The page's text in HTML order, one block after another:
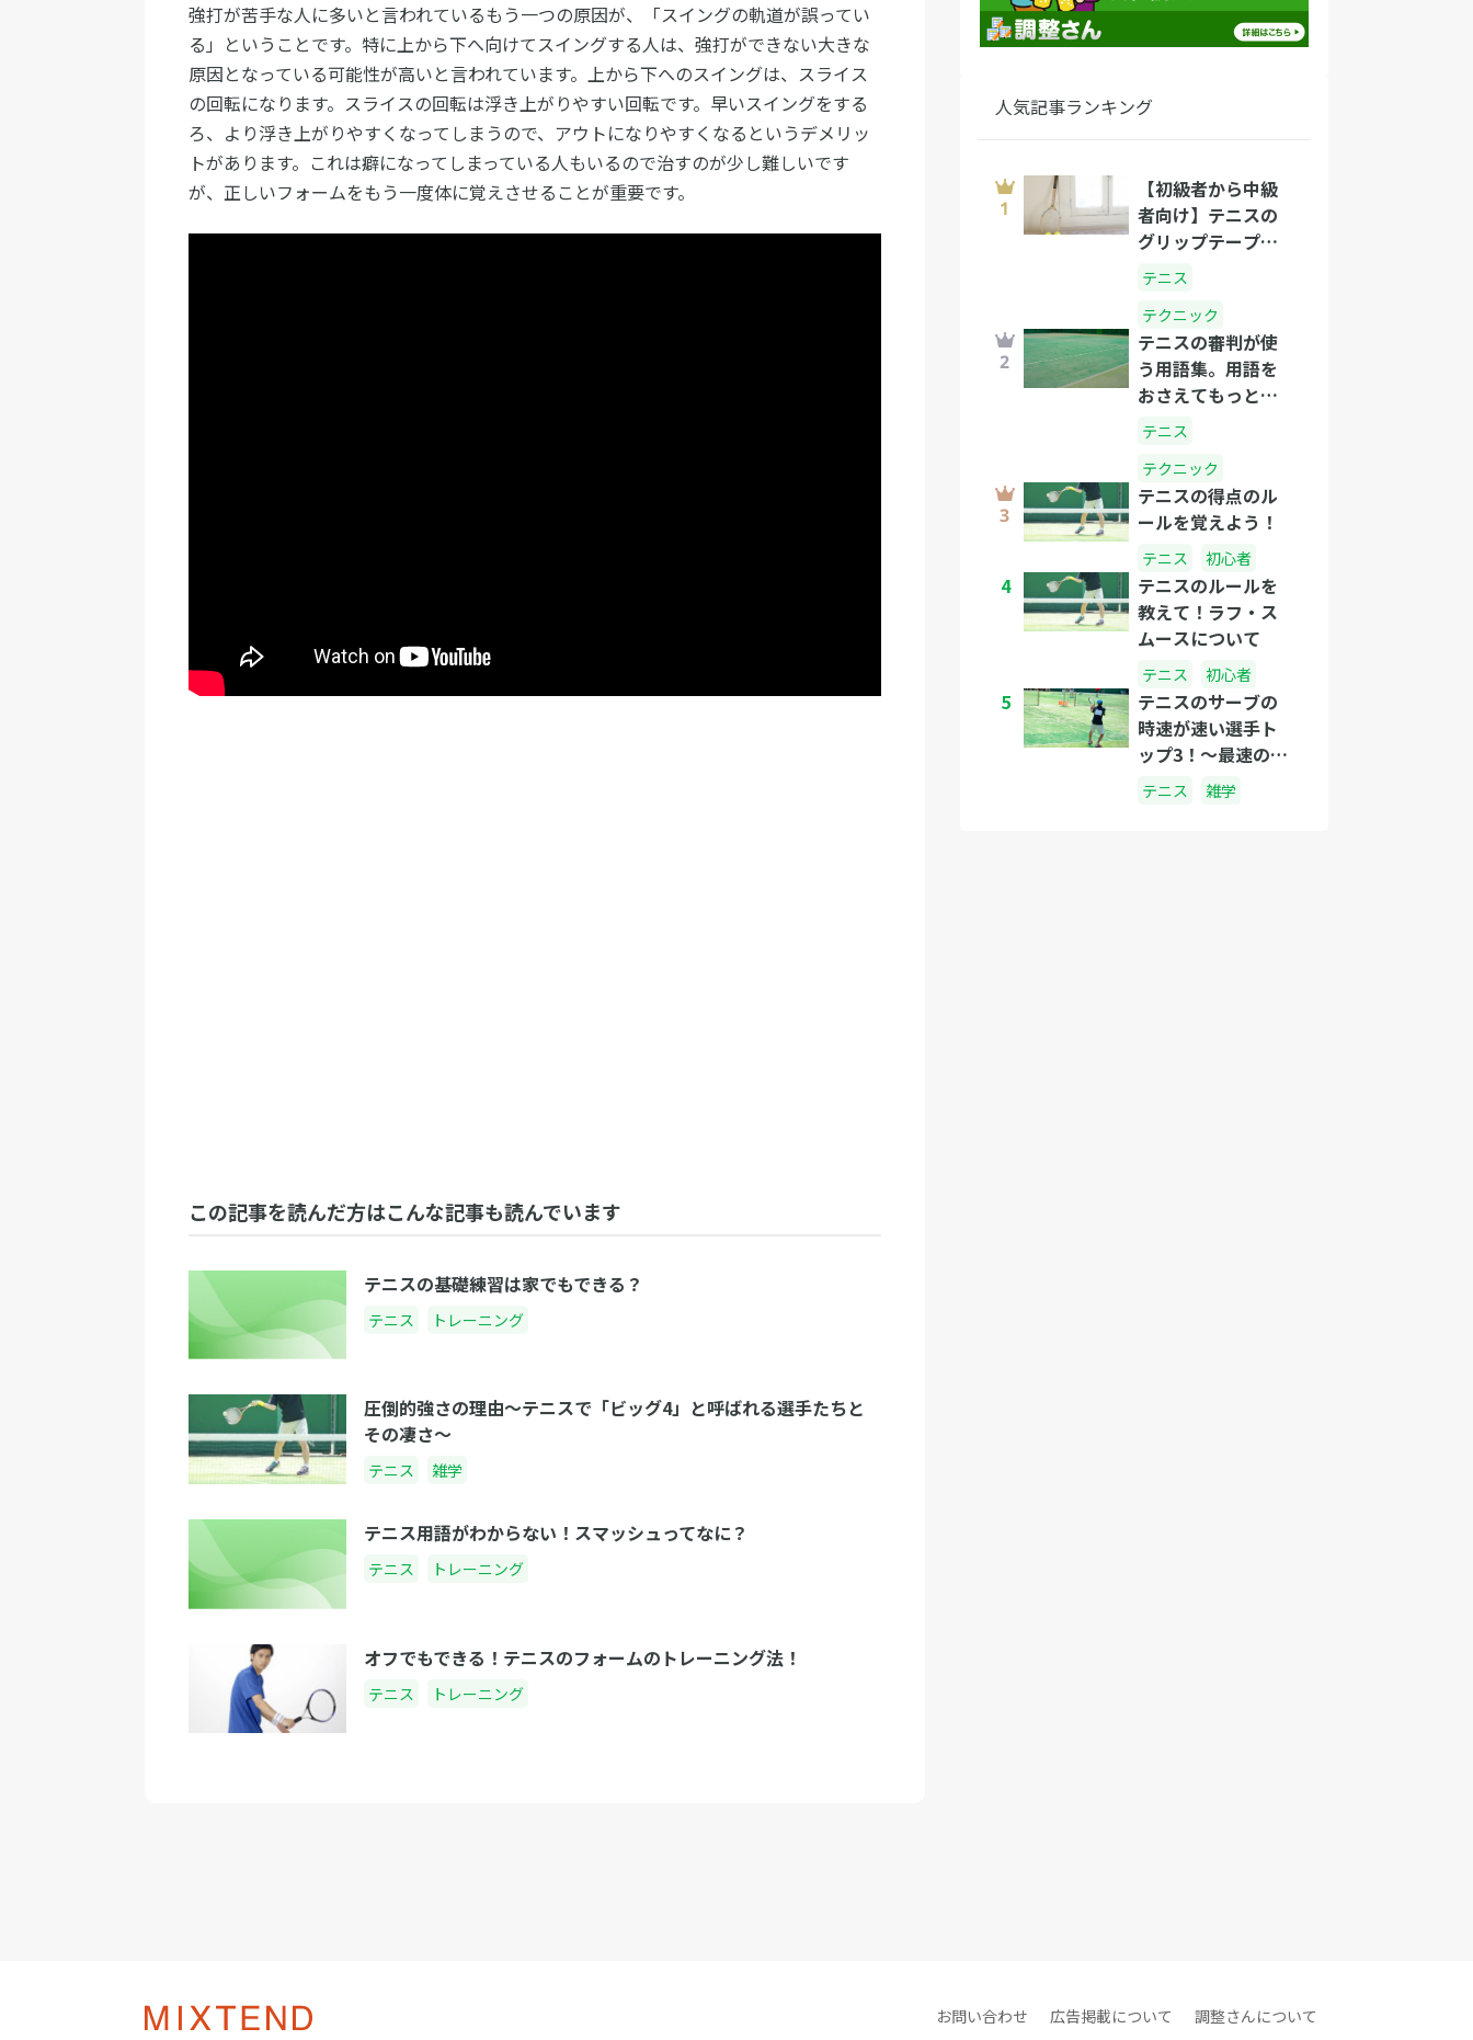
強打が苦手な人に多いと言われているもう一つの原因が、「スイングの軌道が誤ってい
る」ということです。特に上から下へ向けてスイングする人は、強打ができない大きな
原因となっている可能性が高いと言われています。上から下へのスイングは、スライス
の回転になります。スライスの回転は浮き上がりやすい回転です。早いスイングをする
ろ、より浮き上がりやすくなってしまうので、アウトになりやすくなるというデメリッ
トがあります。これは癖になってしまっている人もいるので治すのが少し難しいです
が、正しいフォームをもう一度体に覚えさせることが重要です。
この記事を読んだ方はこんな記事も読んでいます
テニスの基礎練習は家でもできる？
テニス トレーニング
圧倒的強さの理由〜テニスで「ビッグ4」と呼ばれる選手たちと
その凄さ〜
テニス 雑学
テニス用語がわからない！スマッシュってなに？
テニス トレーニング
オフでもできる！テニスのフォームのトレーニング法！
テニス トレーニング
人気記事ランキング
【初級者から中級
者向け】テニスの
グリップテープの
正しい選び方と巻
き方
テニス
テクニック
テニスの審判が使
う用語集。用語を
おさえてもっとテ
ニスを楽しもう！
テニス
テクニック
テニスの得点のル
ールを覚えよう！
テニス 初心者
4
テニスのルールを
教えて！ラフ・ス
ムースについて
テニス 初心者
5
テニスのサーブの
時速が速い選手ト
ップ3！〜最速のプ
レイヤーは誰
だ？〜
テニス 雑学
お問い合わせ 広告掲載について 調整さんについて